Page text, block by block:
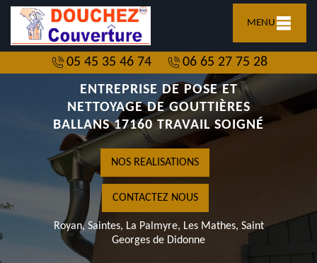
MENU
05 45 35 46 74
06 65 27 75 28
ENTREPRISE DE POSE ET
NETTOYAGE DE GOUTTIÈRES
BALLANS 17160 TRAVAIL SOIGNÉ
NOS REALISATIONS
CONTACTEZ NOUS
Royan, Saintes, La Palmyre, Les Mathes, Saint
Georges de Didonne